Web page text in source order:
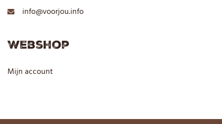
info@voorjou.info
Webshop
Mijn account